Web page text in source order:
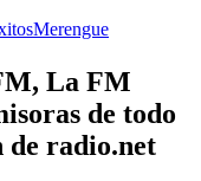
Merengue
La FM
de todo
de radio.net